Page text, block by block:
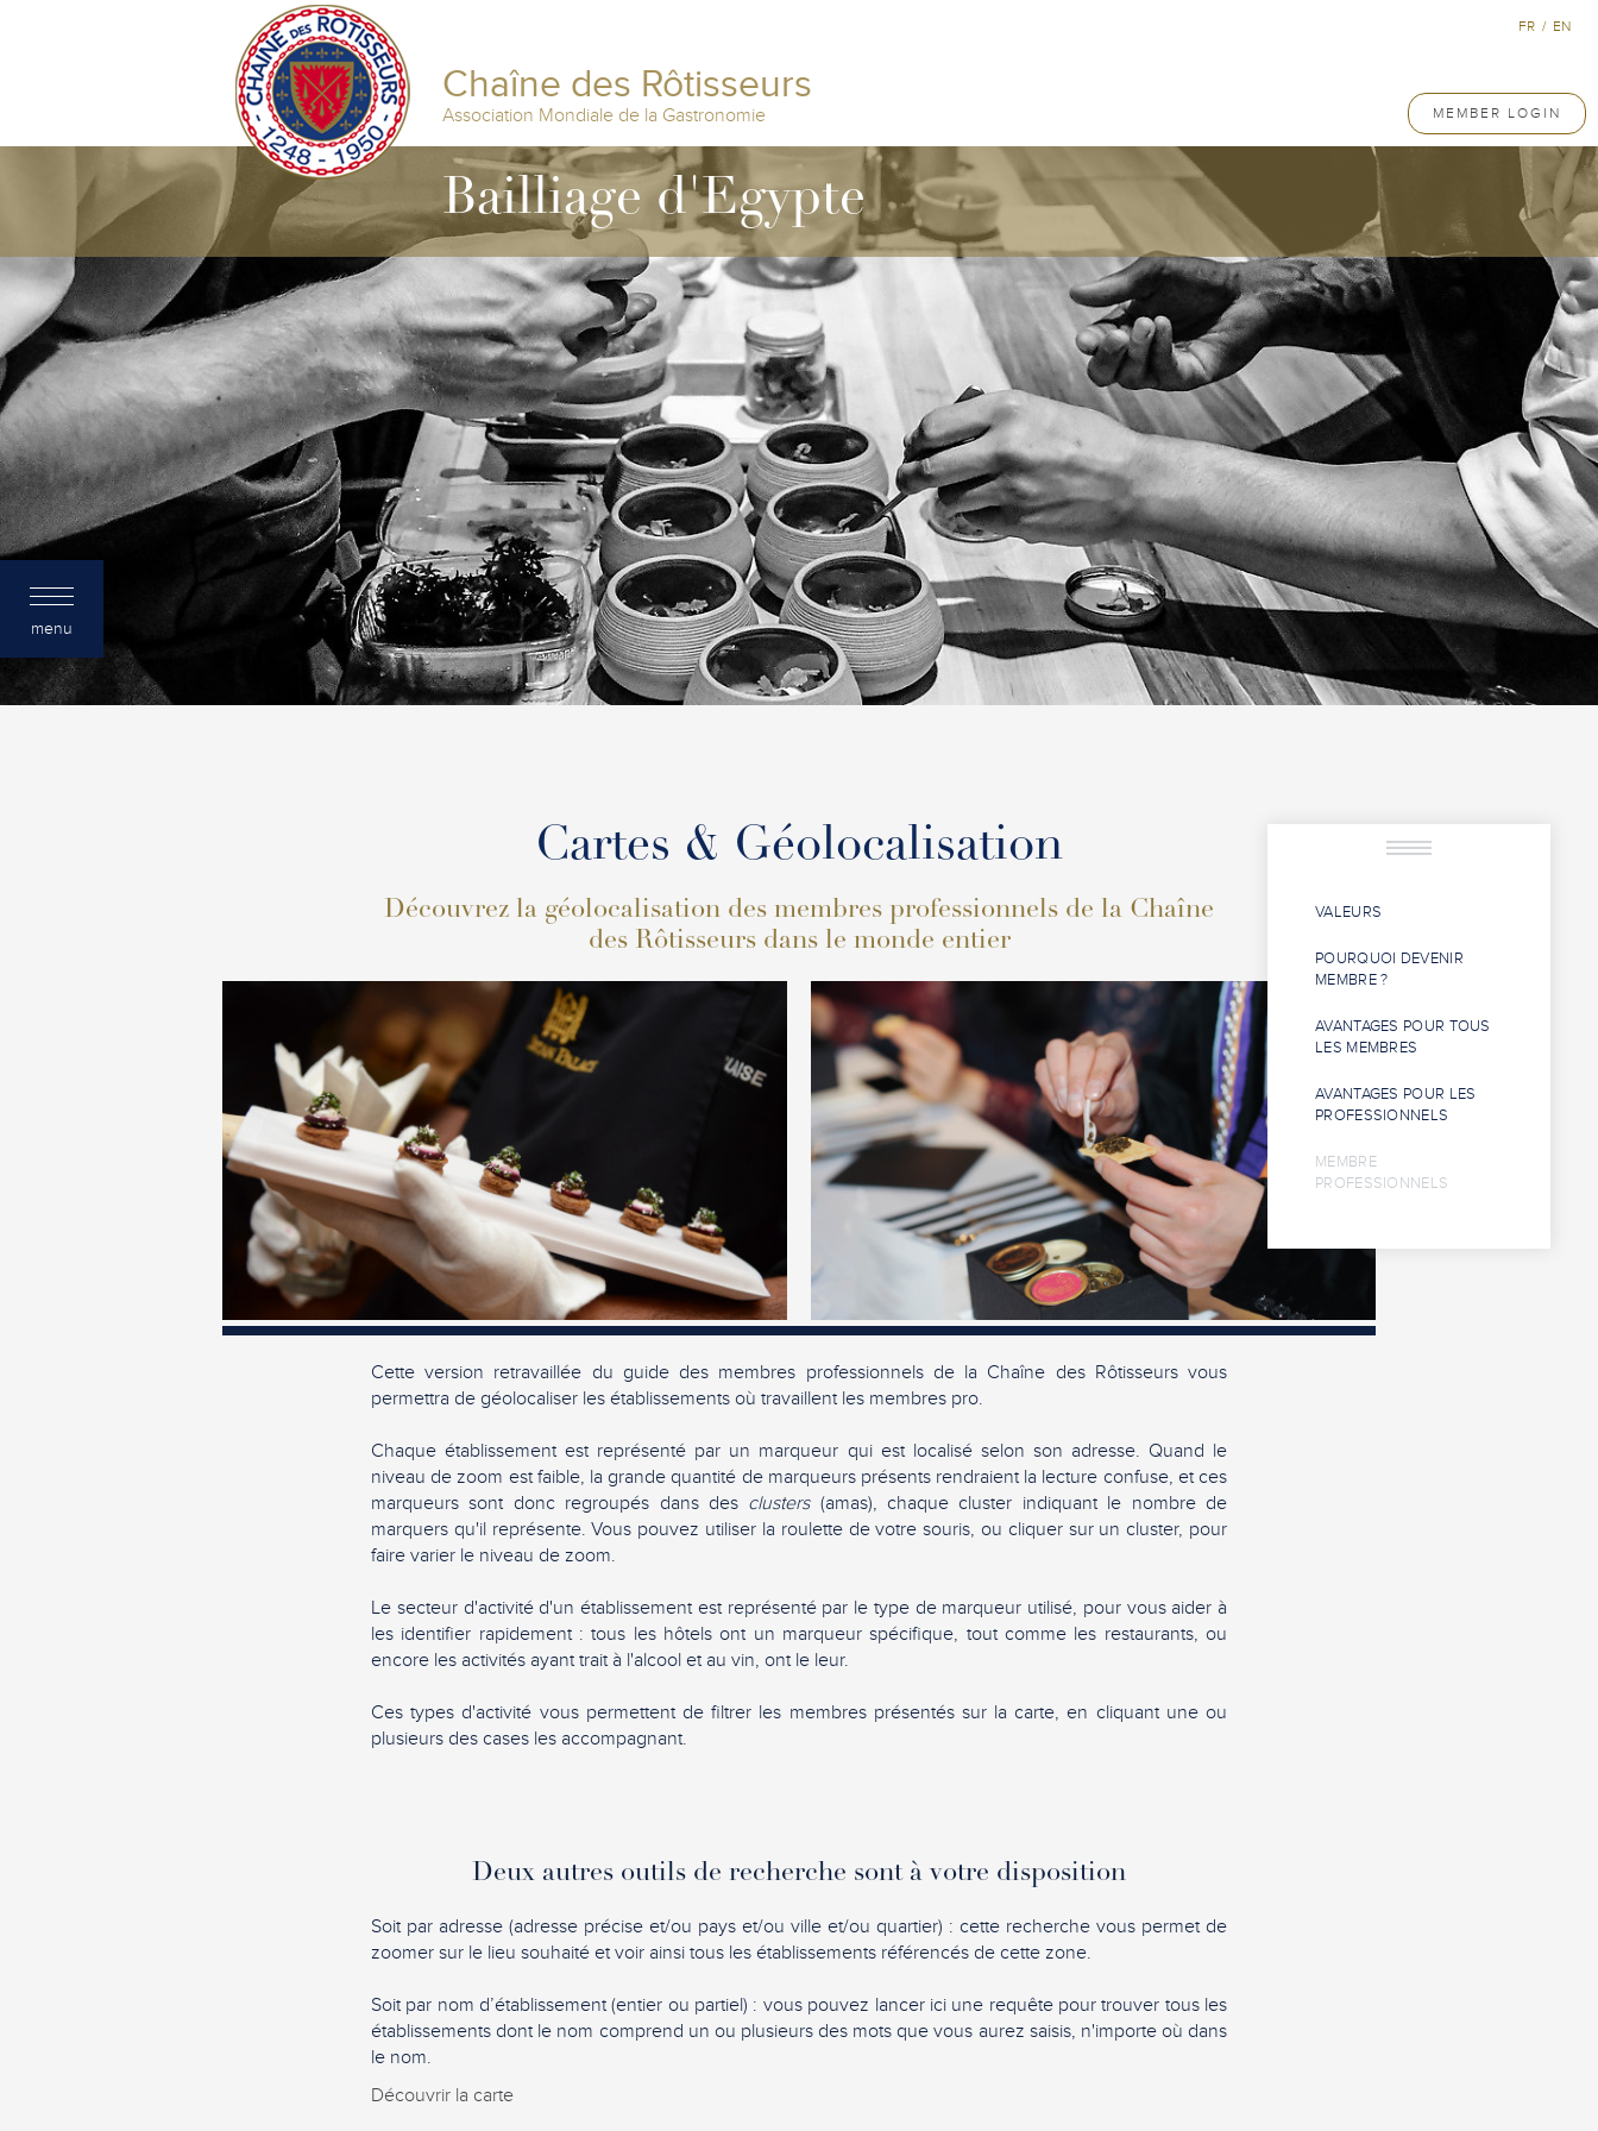
menu
Chaîne des Rôtisseurs
Association Mondiale de la Gastronomie MEMBER LOGIN
FR / EN
Bailliage d'Egypte
Cartes & Géolocalisation
Découvrez la géolocalisation des membres professionnels de la Chaîne
des Rôtisseurs dans le monde entier
Cette version retravaillée du guide des membres professionnels de la Chaîne des Rôtisseurs vous
permettra de géolocaliser les établissements où travaillent les membres pro.
Chaque établissement est représenté par un marqueur qui est localisé selon son adresse. Quand le
niveau de zoom est faible, la grande quantité de marqueurs présents rendraient la lecture confuse, et ces
marqueurs sont donc regroupés dans des clusters(amas), chaque cluster indiquant le nombre de
marquers qu'il représente. Vous pouvez utiliser la roulette de votre souris, ou cliquer sur un cluster, pour
faire varier le niveau de zoom.
Le secteur d'activité d'un établissement est représenté par le type de marqueur utilisé, pour vous aider à
les identifier rapidement : tous les hôtels ont un marqueur spécifique, tout comme les restaurants, ou
encore les activités ayant trait à l'alcool et au vin, ont le leur.
Ces types d'activité vous permettent de filtrer les membres présentés sur la carte, en cliquant une ou
plusieurs des cases les accompagnant.
Deux autres outils de recherche sont à votre disposition
Soit par adresse (adresse précise et/ou pays et/ou ville et/ou quartier) : cette recherche vous permet de
zoomer sur le lieu souhaité et voir ainsi tous les établissements référencés de cette zone.
Soit par nom d’établissement (entier ou partiel) : vous pouvez lancer ici une requête pour trouver tous les
établissements dont le nom comprend un ou plusieurs des mots que vous aurez saisis, n'importe où dans
le nom.
Découvrir la carte
VALEURS
POURQUOI DEVENIR
MEMBRE ?
AVANTAGES POUR TOUS
LES MEMBRES
AVANTAGES POUR LES
PROFESSIONNELS
MEMBRE
PROFESSIONNELS